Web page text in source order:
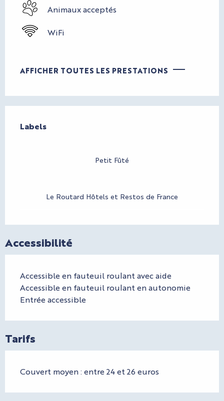
Animaux acceptés
WiFi
AFFICHER TOUTES LES PRESTATIONS
Labels
Labels
Petit Fûté
Le Routard Hôtels et Restos de France
Accessibilité
Accessible en fauteuil roulant avec aide
Accessible en fauteuil roulant en autonomie
Entrée accessible
Tarifs
Couvert moyen : entre 24 et 26 euros